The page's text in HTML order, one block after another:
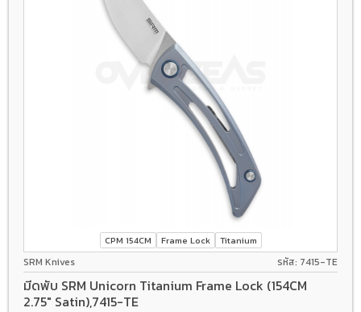
CPM 154CM Frame Lock Titanium
SRM Knives รหัส: 7415-TE
มีดพับ SRM Unicorn Titanium Frame Lock (154CM
2.75" Satin),7415-TE